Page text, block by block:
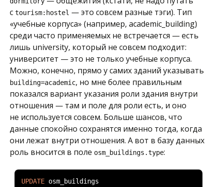
с tourism:hostel — это совсем разные тэги). Тип
«учебные корпуса» (например, academic_building)
среди часто применяемых не встречается — есть
лишь university, который не совсем подходит:
университет — это не только учебные корпуса.
Можно, конечно, прямо у самих зданий указывать
building=academic, но мне более правильным
показался вариант указания роли здания внутри
отношения — там и поле для роли есть, и оно
не используется совсем. Больше шансов, что
данные спокойно сохранятся именно тогда, когда
они лежат внутри отношения. А вот в базу данных
роль вносится в поле osm_buildings.type:
UPDATE